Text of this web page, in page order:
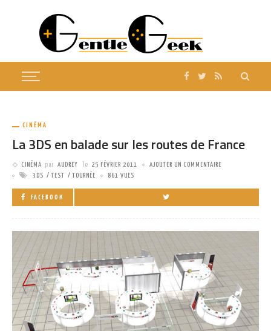
CINÉMA
La 3DS en balade sur les routes de France
CINÉMA par AUDREY le 25 FÉVRIER 2011
AJOUTER UN COMMENTAIRE
3DS
TEST TOURNÉE 861 VUES
FACEBOOK